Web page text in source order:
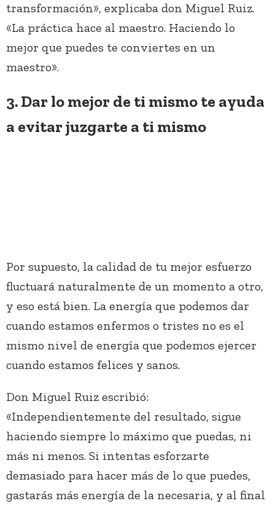
transformación», explicaba don Miguel Ruiz.
«La práctica hace al maestro. Haciendo lo
mejor que puedes te conviertes en un
maestro».
3. Dar lo mejor de ti mismo te ayuda
a evitar juzgarte a ti mismo
Por supuesto, la calidad de tu mejor esfuerzo
fluctuará naturalmente de un momento a otro,
y eso está bien. La energía que podemos dar
cuando estamos enfermos o tristes no es el
mismo nivel de energía que podemos ejercer
cuando estamos felices y sanos.
Don Miguel Ruiz escribió:
«Independientemente del resultado, sigue
haciendo siempre lo máximo que puedas, ni
más ni menos. Si intentas esforzarte
demasiado para hacer más de lo que puedes,
gastarás más energía de la necesaria, y al final